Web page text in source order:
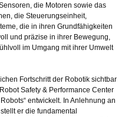
die Motoren sowie das
die Steuerungseinheit,
die in ihren Grundfähigkeiten
und präzise in ihrer Bewegung,
im Umgang mit ihrer Umwelt
Fortschritt der Robotik sichtbar
Safety & Performance Center
entwickelt. In Anlehnung an
er die fundamental